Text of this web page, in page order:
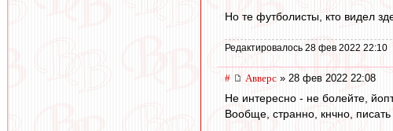
Но те футболисты, кто видел
Редактировалось 28 фев 2022 22:10
# Авверс » 28 фев 2022 22:08
Не интересно - не болейте,
Вообще, странно, кнчно,